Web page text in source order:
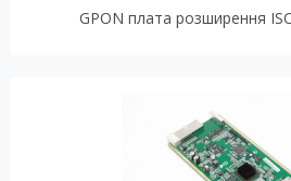
GPON плата розширення